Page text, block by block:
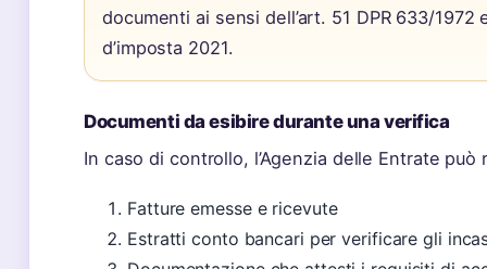
documenti ai sensi dell’art. 51 DPR 633/1972
d’imposta 2021.
Documenti da esibire durante una verifica
In caso di controllo, l’Agenzia delle Entrate può
Fatture emesse e ricevute
Estratti conto bancari per verificare gli